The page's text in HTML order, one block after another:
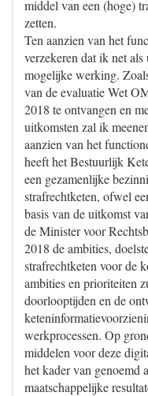
middel van een (hoge)
zetten.
Ten aanzien van het
verzekeren dat ik net
mogelijke werking.
van de evaluatie Wet
2018 te ontvangen en
uitkomsten zal ik
aanzien van het
heeft het Bestuurlijk
een gezamenlijke
strafrechtketen, ofwel
basis van de uitkomst
de Minister voor
2018 de ambities,
strafrechtketen voor de
ambities en prioriteiten
doorlooptijden en de
werkprocessen. Op
middelen voor deze
het kader van genoemd
maatschappelijke